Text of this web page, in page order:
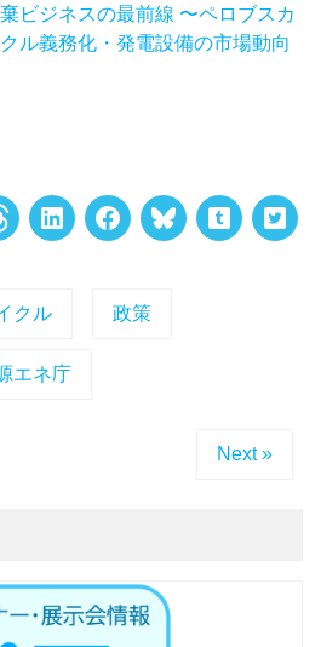
ビジネスの最前線 〜ペロブスカ
ル義務化・発電設備の市場動向
クル 政策
エネ庁
Next »